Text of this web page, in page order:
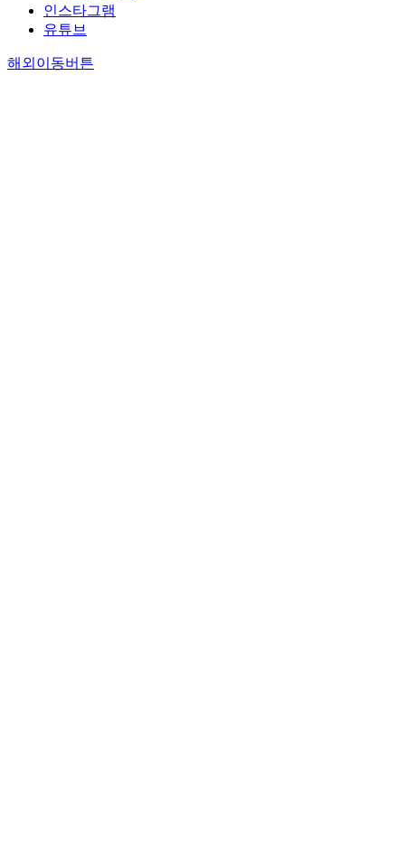
인스타그램
유튜브
해외이동버튼